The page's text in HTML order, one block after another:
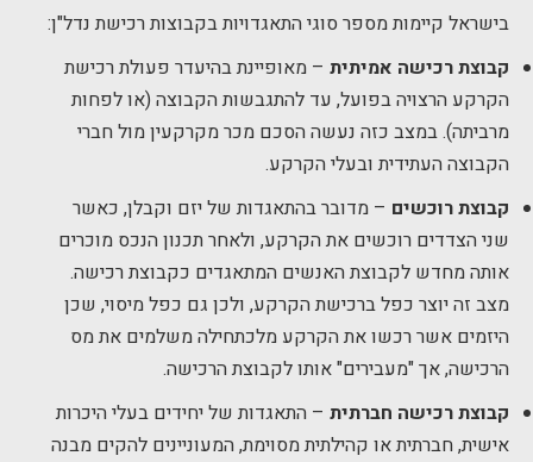
בישראל קיימות מספר סוגי התאגדויות בקבוצות רכישת נדל"ן:
קבוצת רכישה אמיתית – מאופיינת בהיעדר פעולת רכישת
הקרקע הרצויה בפועל, עד להתגבשות הקבוצה (או לפחות
מרביתה). במצב כזה נעשה הסכם מכר מקרקעין מול חברי
הקבוצה העתידית ובעלי הקרקע.
קבוצת רוכשים – מדובר בהתאגדות של יזם וקבלן, כאשר
שני הצדדים רוכשים את הקרקע, ולאחר תכנון הנכס מוכרים
אותה מחדש לקבוצת האנשים המתאגדים כקבוצת רכישה.
מצב זה יוצר כפל ברכישת הקרקע, ולכן גם כפל מיסוי, שכן
היזמים אשר רכשו את הקרקע מלכתחילה משלמים את מס
הרכישה, אך "מעבירים" אותו לקבוצת הרכישה.
קבוצת רכישה חברתית – התאגדות של יחידים בעלי היכרות
אישית, חברתית או קהילתית מסוימת, המעוניינים להקים מבנה